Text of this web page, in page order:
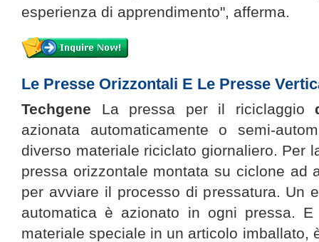
esperienza di apprendimento", afferma.
Le Presse Orizzontali E Le Presse
Techgene La pressa per il riciclaggio
azionata automaticamente o semi-
diverso materiale riciclato giornaliero. Per
pressa orizzontale montata su ciclone ad
per avviare il processo di pressatura. Un
automatica è azionato in ogni pressa.
materiale speciale in un articolo imballato,